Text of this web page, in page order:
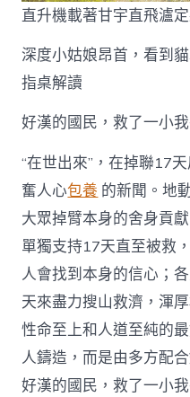
直升機載著甘宇直飛瀘
深度小姑娘昂首，看到
指桌解讀
好漢的國民，救了一小
“在世出來”，在掉聯17
奮人心包養 的新聞。地
大眾掉臂本身的舍身貢
單獨支持17天直至被救
人會找到本身的信心；
天來盡力搜山救濟，渾
性命至上和人道至純的
人鑄造，而是由多方配
好漢的國民，救了一小